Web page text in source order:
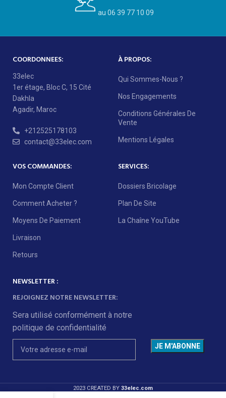
au 06 39 77 10 09
COORDONNEES:
33elec
1er étage, Bloc C, 15 Cité
Dakhla
Agadir, Maroc
+212525178103
contact@33elec.com
À PROPOS:
Qui Sommes-Nous ?
Nos Engagements
Conditions Générales De
Vente
Mentions Légales
VOS COMMANDES:
Mon Compte Client
Comment Acheter ?
Moyens De Paiement
Livraison
Retours
SERVICES:
Dossiers Bricolage
Plan De Site
La Chaîne YouTube
NEWSLETTER :
REJOIGNEZ NOTRE NEWSLETTER:
Sera utilisé conformément à notre
politique de confidentialité
2023 CREATED BY 33elec.com